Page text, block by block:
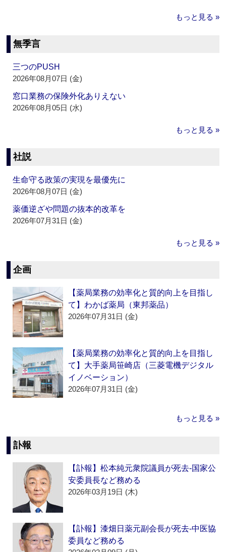
もっと見る »
無季言
三つのPUSH
2026年08月07日 (金)
窓口業務の保険外化ありえない
2026年08月05日 (水)
もっと見る »
社説
生命守る政策の実現を最優先に
2026年08月07日 (金)
薬価逆ざや問題の抜本的改革を
2026年07月31日 (金)
もっと見る »
企画
【薬局業務の効率化と質的向上を目指し
て】わかば薬局（東邦薬品）
2026年07月31日 (金)
【薬局業務の効率化と質的向上を目指し
て】大手薬局笹崎店（三菱電機デジタル
イノベーション）
2026年07月31日 (金)
もっと見る »
訃報
【訃報】松本純元衆院議員が死去‐国家公
安委員長など務める
2026年03月19日 (木)
【訃報】漆畑日薬元副会長が死去‐中医協
委員など務める